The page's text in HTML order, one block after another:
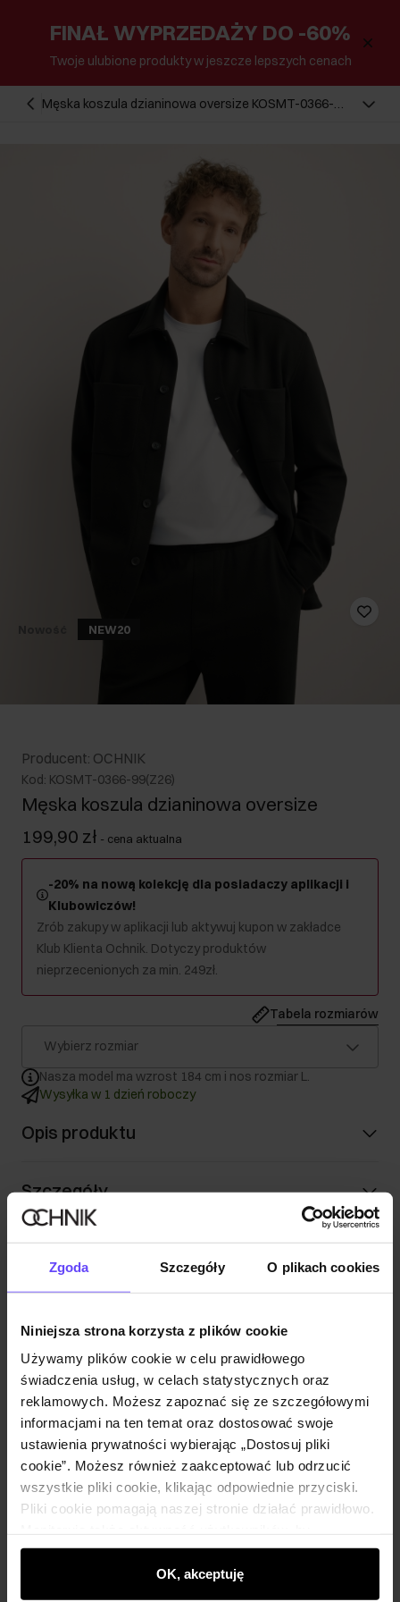
Zgoda Szczegóły O plikach cookies
Niniejsza strona korzysta z plików cookie
Używamy plików cookie w celu prawidłowego
świadczenia usług, w celach statystycznych oraz
reklamowych. Możesz zapoznać się ze szczegółowymi
informacjami na ten temat oraz dostosować swoje
ustawienia prywatności wybierając „Dostosuj pliki
cookie”. Możesz również zaakceptować lub odrzucić
wszystkie pliki cookie, klikając odpowiednie przyciski.
Pliki cookie pomagają naszej stronie działać prawidłowo.
wyświetlać im dopasowane do ich preferencji treści,
rekomendacje oraz komunikaty reklamowe informujące o
najnowszych promocjach w e-sklepie. Informacje o tym,
OK, akceptuję
FINAŁ WYPRZEDAŻY DO -60%
Twoje ulubione produkty w jeszcze lepszych cenach
Męska koszula dzianinowa oversize KOSMT-0366-
NEW20
Producent: OCHNIK
Kod: KOSMT-0366-99(Z26)
Męska koszula dzianinowa oversize
199,90 zł - cena aktualna
-20% na nową kolekcję dla posiadaczy aplikacji i
Klubowiczów!
Zrób zakupy w aplikacji lub aktywuj kupon w zakładce
Klub Klienta Ochnik. Dotyczy produktów
nieprzecenionych za min. 249zł.
Tabela rozmiarów
Wybierz rozmiar
Nasza model ma wzrost 184 cm i nos rozmiar L.
Wysyłka w 1 dzień roboczy
Opis produktu
Szczegóły
Skład
Zestaw
Dzianinowe spodnie męskie o prostym
fasonie SPOMT-0126-99(Z26)
179,90 zł
Wybierz rozmiar